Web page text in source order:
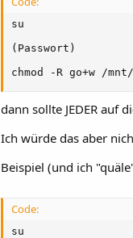
su
(Passwort)
chmod -R go+w /
dann sollte JEDER auf
Ich würde das aber
Beispiel (und ich
Code:
su